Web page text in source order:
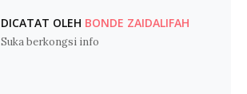
DICATAT OLEH BONDE ZAIDALIFAH
Suka berkongsi info